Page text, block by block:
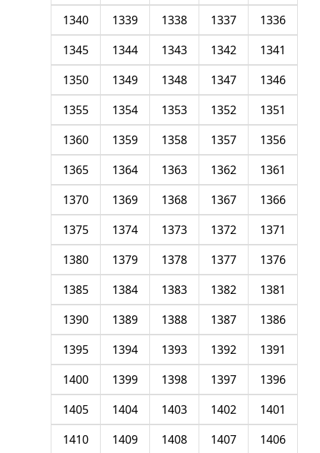
1336
1337
1338
1339
1340
1341
1342
1343
1344
1345
1346
1347
1348
1349
1350
1351
1352
1353
1354
1355
1356
1357
1358
1359
1360
1361
1362
1363
1364
1365
1366
1367
1368
1369
1370
1371
1372
1373
1374
1375
1376
1377
1378
1379
1380
1381
1382
1383
1384
1385
1386
1387
1388
1389
1390
1391
1392
1393
1394
1395
1396
1397
1398
1399
1400
1401
1402
1403
1404
1405
1406
1407
1408
1409
1410